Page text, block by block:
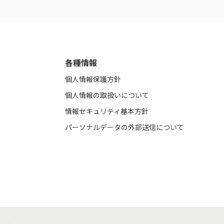
各種情報
個人情報保護方針
個人情報の取扱いについて
情報セキュリティ基本方針
パーソナルデータの外部送信について